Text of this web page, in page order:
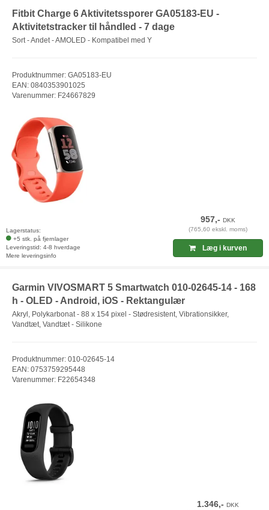
Fitbit Charge 6 Aktivitetssporer GA05183-EU -
Aktivitetstracker til håndled - 7 dage
Sort - Andet - AMOLED - Kompatibel med Y
Produktnummer: GA05183-EU
EAN: 0840353901025
Varenummer: F24667829
Lagerstatus:
+5 stk. på fjernlager
Leveringstid: 4-8 hverdage
Mere leveringsinfo
957,-DKK
(765,60 ekskl. moms)
Læg i kurven
Garmin VIVOSMART 5 Smartwatch 010-02645-14 - 168
h - OLED - Android, iOS - Rektangulær
Akryl, Polykarbonat - 88 x 154 pixel - Stødresistent, Vibrationsikker,
Vandtæt, Vandtæt - Silikone
Produktnummer: 010-02645-14
EAN: 0753759295448
Varenummer: F22654348
1.346,-DKK